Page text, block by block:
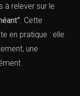
lorsqu’il
à relever
“néant”
en pratique :